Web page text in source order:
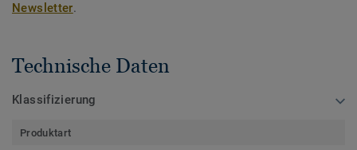
Newsletter.
Technische Daten
Klassifizierung
Produktart